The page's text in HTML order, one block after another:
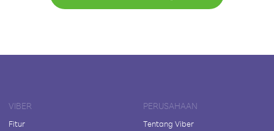
VIBER
Fitur
PERUSAHAAN
Tentang Viber